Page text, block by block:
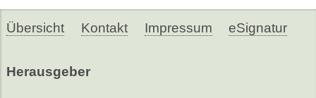
Übersicht Kontakt Impressum eSignatur
Herausgeber